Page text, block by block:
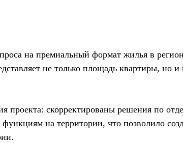
на премиальный формат жилья в
не только площадь квартиры, но и
проекта: скорректированы решения по
на территории, что позволило